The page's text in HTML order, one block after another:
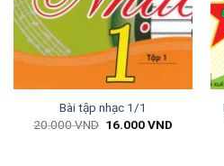
Bài tập nhạc 1/1
20.000VND Giá
16.000VND